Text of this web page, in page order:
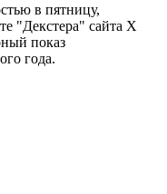
в пятницу,
"Декстера" сайта X
показ
года.